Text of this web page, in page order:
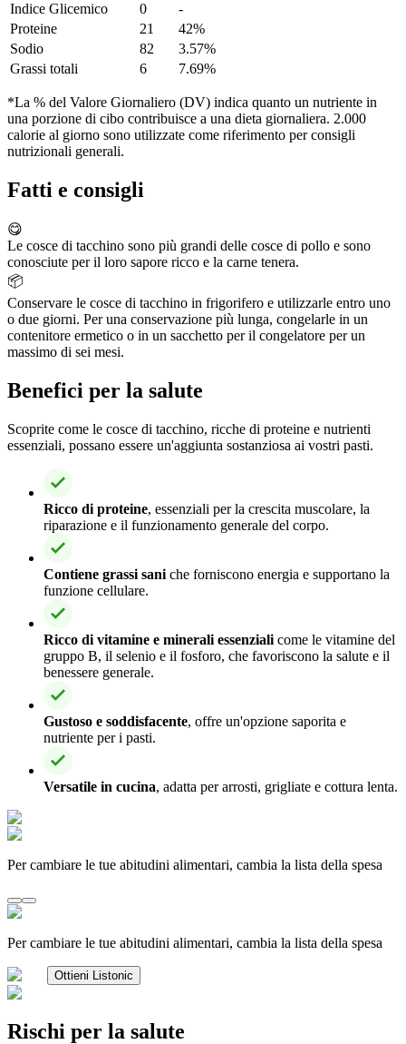
Indice Glicemico
0
-
Proteine
21
42%
Sodio
82
3.57%
Grassi totali
6 7.69%
*La % del Valore Giornaliero (DV) indica quanto un nutriente in
una porzione di cibo contribuisce a una dieta giornaliera. 2.000
calorie al giorno sono utilizzate come riferimento per consigli
nutrizionali generali.
Fatti e consigli
😋
Le cosce di tacchino sono più grandi delle cosce di pollo e sono
conosciute per il loro sapore ricco e la carne tenera.
📦
Conservare le cosce di tacchino in frigorifero e utilizzarle entro uno
o due giorni. Per una conservazione più lunga, congelarle in un
contenitore ermetico o in un sacchetto per il congelatore per un
massimo di sei mesi.
Benefici per la salute
Scoprite come le cosce di tacchino, ricche di proteine e nutrienti
essenziali, possano essere un'aggiunta sostanziosa ai vostri pasti.
Ricco di proteine, essenziali per la crescita muscolare, la
riparazione e il funzionamento generale del corpo.
Contiene grassi sani che forniscono energia e supportano la
funzione cellulare.
Ricco di vitamine e minerali essenziali come le vitamine del
gruppo B, il selenio e il fosforo, che favoriscono la salute e il
benessere generale.
Gustoso e soddisfacente, offre un'opzione saporita e
nutriente per i pasti.
Versatile in cucina, adatta per arrosti, grigliate e cottura lenta.
Per cambiare le tue abitudini alimentari, cambia la lista della spesa
Per cambiare le tue abitudini alimentari, cambia la lista della spesa
Ottieni Listonic
Rischi per la salute